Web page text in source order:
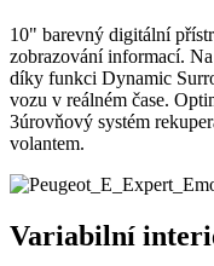
10" barevný digitální
zobrazování informací.
díky funkci Dynamic
vozu v reálném čase.
3úrovňový systém
volantem.
Variabilní